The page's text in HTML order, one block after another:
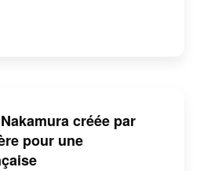
créée par
pour une